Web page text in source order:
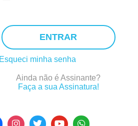
ENTRAR
minha senha
Ainda não é Assinante?
Faça a sua Assinatura!